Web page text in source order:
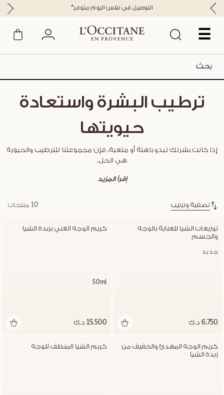
☰
*التوصيل في نفس اليوم متوفر
ترطيب البشرة واستعادة
حيويتها
إذا كانت بشرتكِ تبدو باهتة أو متعبة، فإن مجموعتنا للترطيب والحيوية
هي الحل.
إقرأ المزيد
تصفية وترتيب 10 منتجات
والجسم
جديد
6.750 د.ك
كريم الوجه الغني بزبدة الشيا
50ml
15.500 د.ك
زبدة الشيا
كريم الشيا المنظف للوجه